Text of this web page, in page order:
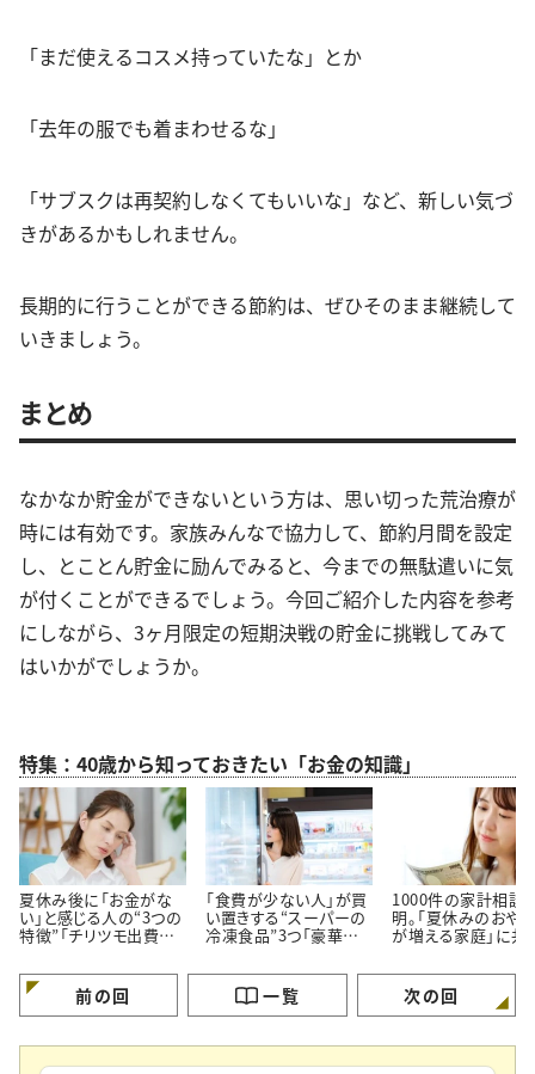
「まだ使えるコスメ持っていたな」とか
「去年の服でも着まわせるな」
「サブスクは再契約しなくてもいいな」など、新しい気づ
きがあるかもしれません。
長期的に行うことができる節約は、ぜひそのまま継続して
いきましょう。
まとめ
なかなか貯金ができないという方は、思い切った荒治療が
時には有効です。家族みんなで協力して、節約月間を設定
し、とことん貯金に励んでみると、今までの無駄遣いに気
が付くことができるでしょう。今回ご紹介した内容を参考
にしながら、3ヶ月限定の短期決戦の貯金に挑戦してみて
はいかがでしょうか。
特集：40歳から知っておきたい「お金の知識」
夏休み後に「お金がな
い」と感じる人の“3つの
特徴”「チリツモ出費に
「食費が少ない人」が買
い置きする“スーパーの
冷凍食品”3つ「豪華に
る」
1000件の家計相談
明。「夏休みのおや
が増える家庭」に共
前の回 一覧 次の回